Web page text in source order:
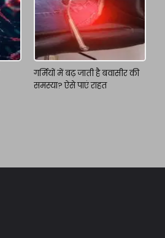
गर्मियों में बढ़ जाती है बवासीर की
समस्या? ऐसे पाएं राहत